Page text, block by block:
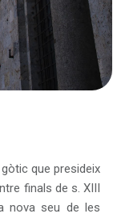
que presideix
finals de s. XIII
nova seu de les